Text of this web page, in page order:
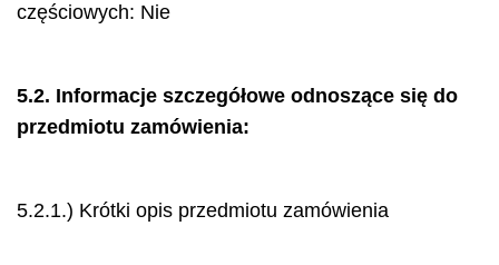
częściowych: Nie
5.2. Informacje szczegółowe odnoszące się do
przedmiotu zamówienia:
5.2.1.) Krótki opis przedmiotu zamówienia